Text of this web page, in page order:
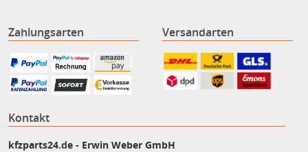
Zahlungsarten Versandarten
Kontakt
kfzparts24.de - Erwin Weber GmbH